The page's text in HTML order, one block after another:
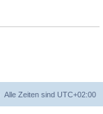
Alle Zeiten sind UTC+02:00